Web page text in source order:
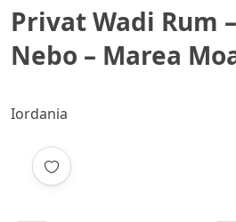
Privat Wadi Rum
Nebo – Marea
Iordania